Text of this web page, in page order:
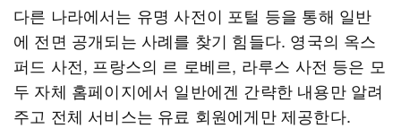
다른 나라에서는 유명 사전이 포털 등을 통해 일반
에 전면 공개되는 사례를 찾기 힘들다. 영국의 옥스
퍼드 사전, 프랑스의 르 로베르, 라루스 사전 등은 모
두 자체 홈페이지에서 일반에겐 간략한 내용만 알려
주고 전체 서비스는 유료 회원에게만 제공한다.